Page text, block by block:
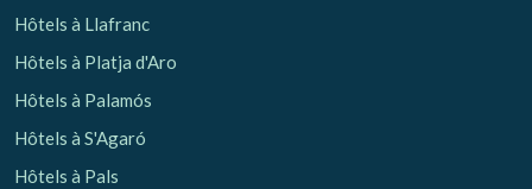
Hôtels à Llafranc
Hôtels à Platja d'Aro
Hôtels à Palamós
Hôtels à S'Agaró
Hôtels à Pals